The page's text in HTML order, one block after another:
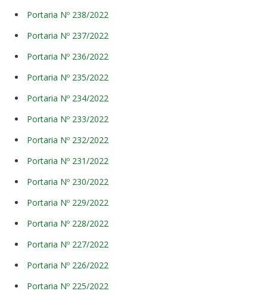
Portaria Nº 238/2022
Portaria Nº 237/2022
Portaria Nº 236/2022
Portaria Nº 235/2022
Portaria Nº 234/2022
Portaria Nº 233/2022
Portaria Nº 232/2022
Portaria Nº 231/2022
Portaria Nº 230/2022
Portaria Nº 229/2022
Portaria Nº 228/2022
Portaria Nº 227/2022
Portaria Nº 226/2022
Portaria Nº 225/2022